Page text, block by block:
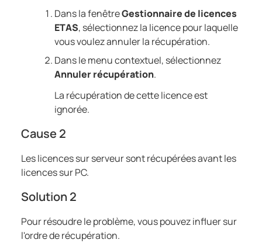
Dans la fenêtreGestionnaire de licences
ETAS, sélectionnez la licence pour laquelle
vous voulez annuler la récupération.
Dans le menu contextuel, sélectionnez
Annuler récupération.
La récupération de cette licence est
ignorée.
Cause 2
Les licences sur serveur sont récupérées avant les
licences sur PC.
Solution 2
Pour résoudre le problème, vous pouvez influer sur
l'ordre de récupération.